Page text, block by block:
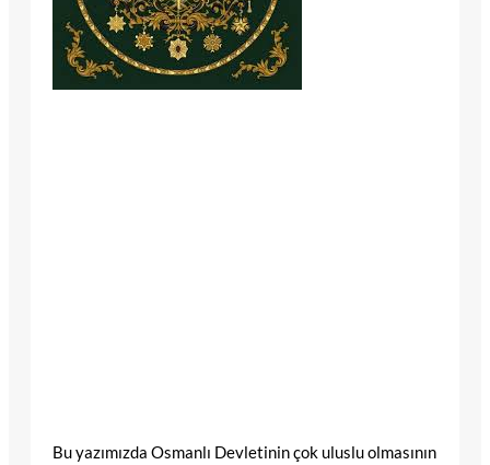
Bu yazımızda Osmanlı Devletinin çok uluslu olmasının